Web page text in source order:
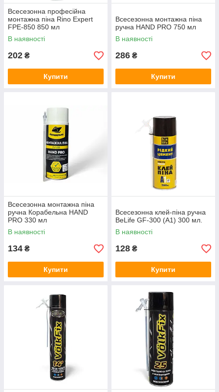
Всесезонна професійна
монтажна піна Rino Expert
FPE-850 850 мл
В наявності
202 ₴
Купити
Всесезонна монтажна піна
ручна HAND PRO 750 мл
В наявності
286 ₴
Купити
Всесезонна монтажна піна
ручна Корабельна HAND
PRO 330 мл
В наявності
134 ₴
Купити
Всесезонна клей-піна ручна
BeLife GF-300 (A1) 300 мл.
В наявності
128 ₴
Купити